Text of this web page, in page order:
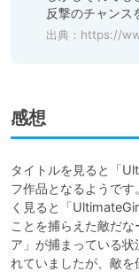
反撃のチャン
出典： https://
感想
タイトルを見ると「
フ作品となるようで
く見ると「
ことを捕らえた敵だ
ア」が捕まっている
れていましたが、敵